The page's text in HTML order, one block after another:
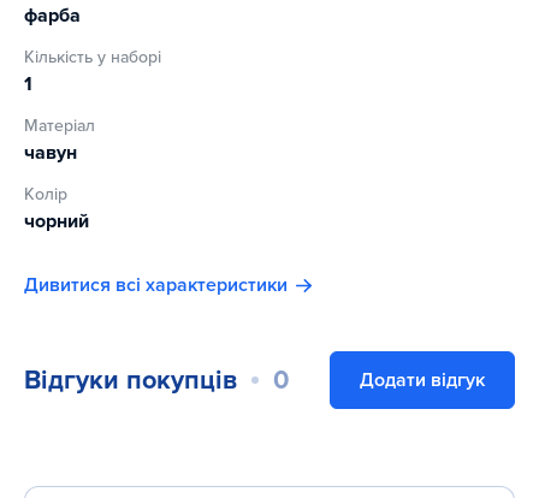
фарба
Кількість у наборі
1
Матеріал
чавун
Колір
чорний
Дивитися всі характеристики
Відгуки покупців 0 Додати відгук